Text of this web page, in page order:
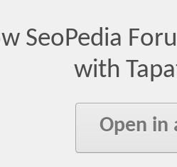
SeoPedia
with
Open in